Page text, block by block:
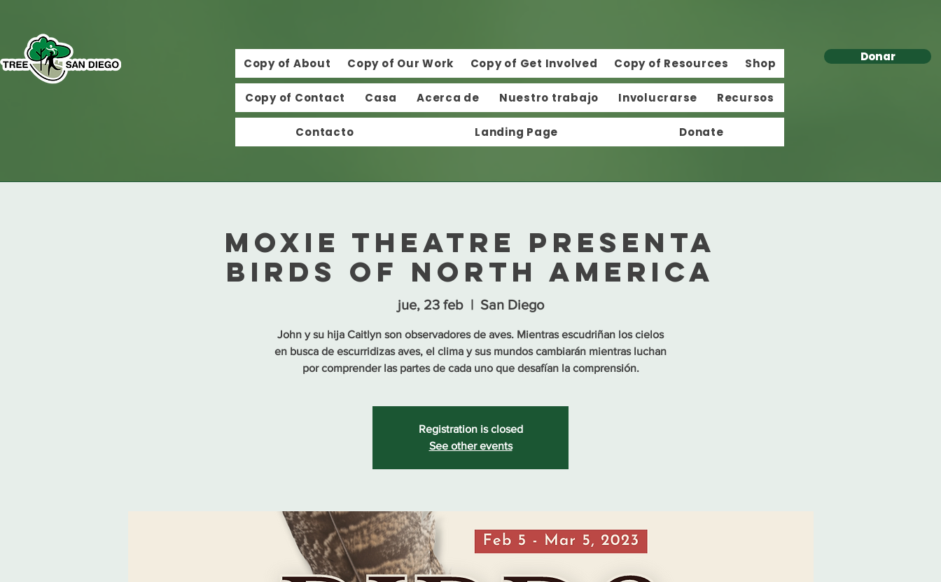
Copy of About Copy of Our Work Copy of Get Involved Copy of Resources Shop
Copy of Contact Casa Acerca de Nuestro trabajo Involucrarse Recursos
Contacto Landing Page Donate
Donar
MOXIE Theatre presenta
Birds of North America
jue, 23 feb
  |
San Diego
John y su hija Caitlyn son observadores de aves. Mientras escudriñan los cielos
en busca de escurridizas aves, el clima y sus mundos cambiarán mientras luchan
por comprender las partes de cada uno que desafían la comprensión.
Registration is closed
See other events